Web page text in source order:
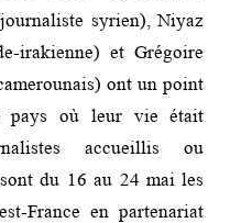
syrien), Niyaz
irakienne) et Grégoire
ont un point
où leur vie était
accueillis ou
du 16 au 24 mai les
France en partenariat